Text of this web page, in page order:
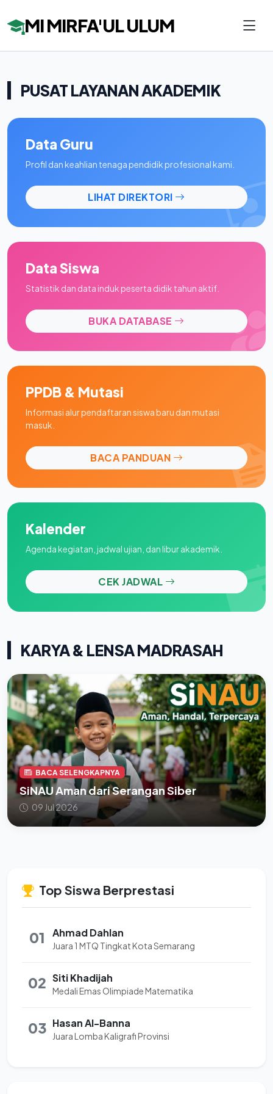
MI MIRFA'UL ULUM
PUSAT LAYANAN AKADEMIK
Data Guru
Profil dan keahlian tenaga pendidik profesional kami.
LIHAT DIREKTORI
Data Siswa
Statistik dan data induk peserta didik tahun aktif.
BUKA DATABASE
PPDB & Mutasi
Informasi alur pendaftaran siswa baru dan mutasi
masuk.
BACA PANDUAN
Kalender
Agenda kegiatan, jadwal ujian, dan libur akademik.
CEK JADWAL
KARYA & LENSA MADRASAH
BACA SELENGKAPNYA
SiNAU Aman dari Serangan Siber
09 Jul 2026
Top Siswa Berprestasi
01 Ahmad Dahlan
Juara 1 MTQ Tingkat Kota Semarang
02 Siti Khadijah
Medali Emas Olimpiade Matematika
03 Hasan Al-Banna
Juara Lomba Kaligrafi Provinsi